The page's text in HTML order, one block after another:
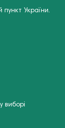
України.
виборі